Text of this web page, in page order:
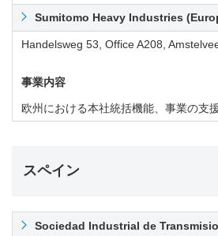
Sumitomo Heavy Industries
Handelsweg 53, Office A208,
事業内容
欧州における本社統括機能、事業の支
スペイン
Sociedad Industrial de